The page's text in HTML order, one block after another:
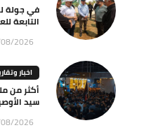
في جولة
التابعة
2026
اخبار
سيد
2026